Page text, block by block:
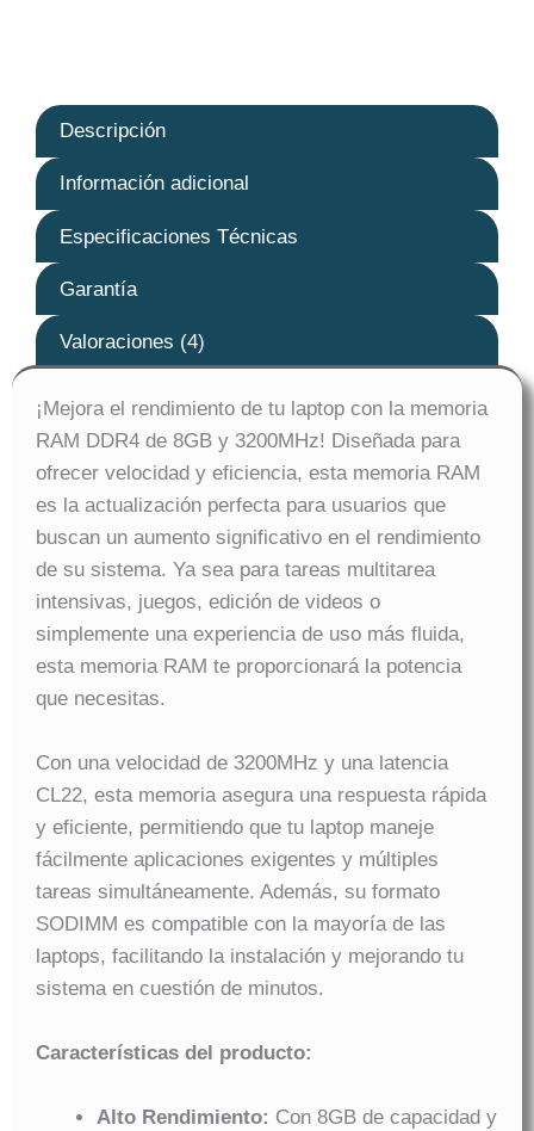
Descripción
Información adicional
Especificaciones Técnicas
Garantía
Valoraciones (4)
¡Mejora el rendimiento de tu laptop con la memoria
RAM DDR4 de 8GB y 3200MHz! Diseñada para
ofrecer velocidad y eficiencia, esta memoria RAM
es la actualización perfecta para usuarios que
buscan un aumento significativo en el rendimiento
de su sistema. Ya sea para tareas multitarea
intensivas, juegos, edición de videos o
simplemente una experiencia de uso más fluida,
esta memoria RAM te proporcionará la potencia
que necesitas.
Con una velocidad de 3200MHz y una latencia
CL22, esta memoria asegura una respuesta rápida
y eficiente, permitiendo que tu laptop maneje
fácilmente aplicaciones exigentes y múltiples
tareas simultáneamente. Además, su formato
SODIMM es compatible con la mayoría de las
laptops, facilitando la instalación y mejorando tu
sistema en cuestión de minutos.
Características del producto:
Alto Rendimiento: Con 8GB de capacidad y